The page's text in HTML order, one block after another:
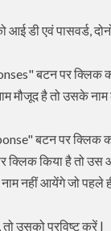
डी एवं पासवर्ड,
बटन पर क्लिक
मौजूद है तो उसके
बटन पर क्लिक
किया है तो उस
नहीं आयेंगे जो
उसको प्रविष्ट करें |